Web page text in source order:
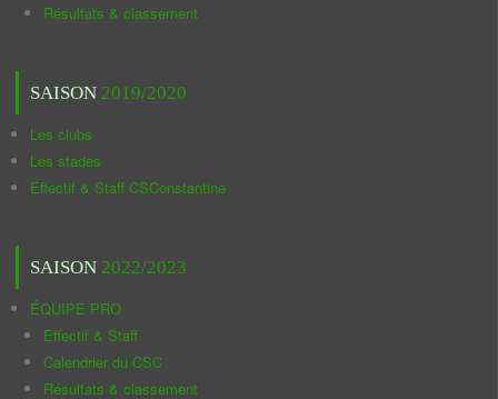
Résultats & classement
SAISON 2019/2020
Les clubs
Les stades
Effectif & Staff CSConstantine
SAISON 2022/2023
ÉQUIPE PRO
Effectif & Staff
Calendrier du CSC
Résultats & classement